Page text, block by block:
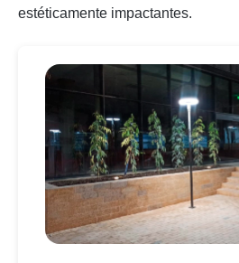
estéticamente impactantes.